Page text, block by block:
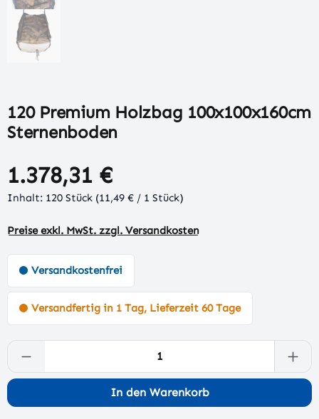
120 Premium Holzbag 100x100x160cm
Sternenboden
1.378,31 €
Inhalt: 120 Stück (11,49 € / 1 Stück)
Preise exkl. MwSt. zzgl. Versandkosten
Versandkostenfrei
Versandfertig in 1 Tag, Lieferzeit 60 Tage
Produkt Anzahl: Gib den gewünschten
In den Warenkorb